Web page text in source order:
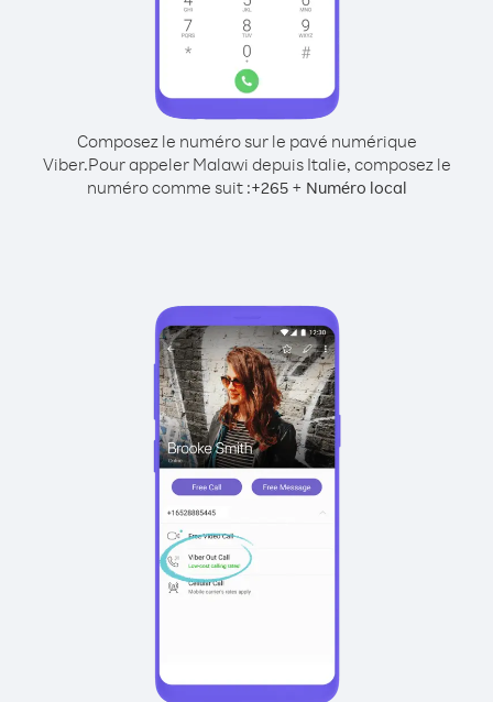
Composez le numéro sur le pavé numérique
Viber.Pour appeler Malawi depuis Italie, composez le
numéro comme suit :+265+ Numéro local